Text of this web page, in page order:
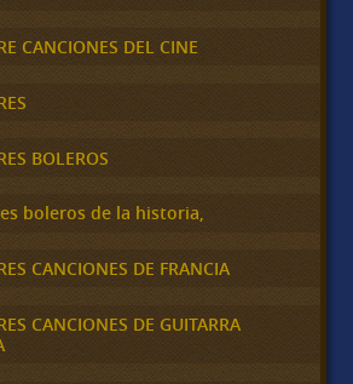
CANCIONES DEL CINE
BOLEROS
boleros de la historia,
CANCIONES DE FRANCIA
CANCIONES DE GUITARRA